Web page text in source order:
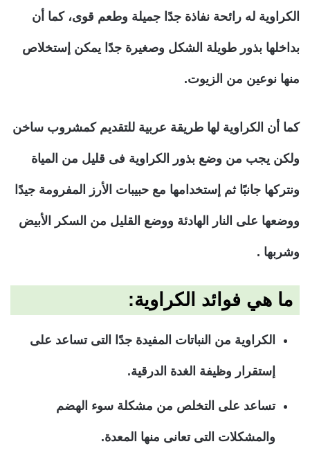
الكراوية له رائحة نفاذة جدًا جميلة وطعم قوى، كما أن
بداخلها بذور طويلة الشكل وصغيرة جدًا يمكن إستخلاص
منها نوعين من الزيوت.
كما أن الكراوية لها طريقة عربية للتقديم كمشروب ساخن
ولكن يجب من وضع بذور الكراوية فى قليل من المياة
ونتركها جانبًا ثم إستخدامها مع حبيبات الأرز المفرومة جيدًا
ووضعها على النار الهادئة ووضع القليل من السكر الأبيض
وشربها .
ما هي فوائد الكراوية:
الكراوية من النباتات المفيدة جدًا التى تساعد على
إستقرار وظيفة الغدة الدرقية.
تساعد على التخلص من مشكلة سوء الهضم
والمشكلات التى تعانى منها المعدة.